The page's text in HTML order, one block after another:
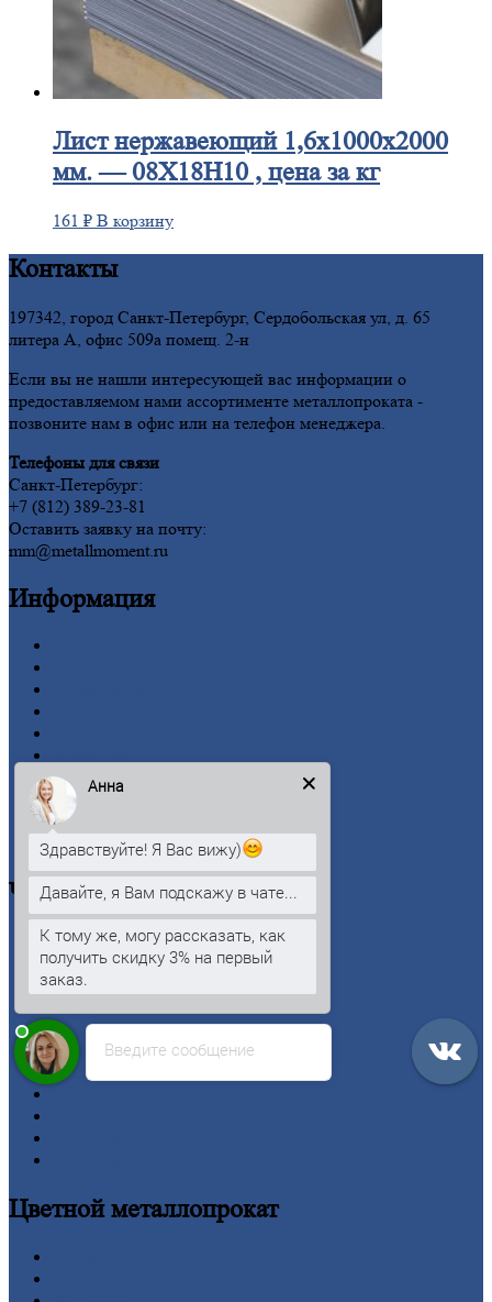
Листнержавеющий 1,6x1000x2000
мм. — 08Х18Н10 , цена за кг
161 ₽ В корзину
Контакты
197342, город Санкт-Петербург, Сердобольская ул, д. 65
литера А, офис 509а помещ. 2-н
Если вы не нашли интересующей вас информации о
предоставляемом нами ассортименте металлопроката -
позвоните нам в офис или на телефон менеджера.
Телефоны для связи
Санкт-Петербург:
+7 (812) 389-23-81
Оставить заявку на почту:
mm@metallmoment.ru
Информация
Новости
Личный
Оформление
Оплата
Черныйметаллопрокат
Арматура
Двутавроваябалка (двутавр)
Квадрат
Лист
Проволока
Рельсы
Цветнойметаллопрокат
Введите сообщение
Анна
Здравствуйте! Я Вас вижу)
Давайте, я Вам подскажу в чате...
К тому же, могу рассказать, как
получить скидку 3% на первый
заказ.